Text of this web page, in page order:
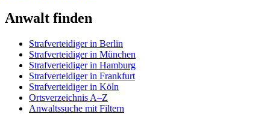
Anwalt finden
Strafverteidiger in Berlin
Strafverteidiger in München
Strafverteidiger in Hamburg
Strafverteidiger in Frankfurt
Strafverteidiger in Köln
Ortsverzeichnis A–Z
Anwaltssuche mit Filtern